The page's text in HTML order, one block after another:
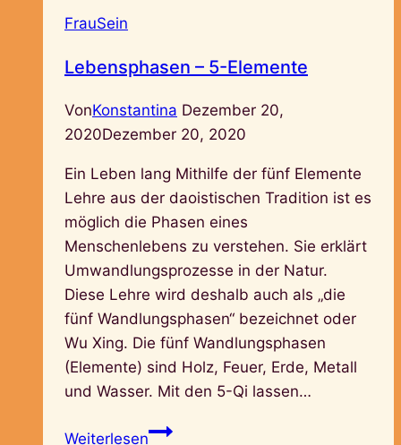
FrauSein
Lebensphasen – 5-Elemente
VonKonstantina Dezember 20,
2020Dezember 20, 2020
Ein Leben lang Mithilfe der fünf Elemente
Lehre aus der daoistischen Tradition ist es
möglich die Phasen eines
Menschenlebens zu verstehen. Sie erklärt
Umwandlungsprozesse in der Natur.
Diese Lehre wird deshalb auch als „die
fünf Wandlungsphasen“ bezeichnet oder
Wu Xing. Die fünf Wandlungsphasen
(Elemente) sind Holz, Feuer, Erde, Metall
und Wasser. Mit den 5-Qi lassen…
WeiterlesenLebensphasen